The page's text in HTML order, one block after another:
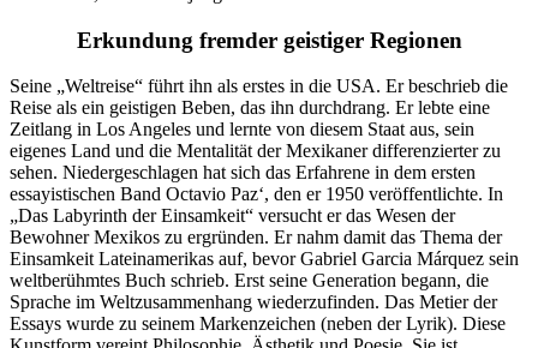
Erkundung fremder geistiger Regionen
Seine „Weltreise“ führt ihn als erstes in die USA. Er beschrieb die
Reise als ein geistigen Beben, das ihn durchdrang. Er lebte eine
Zeitlang in Los Angeles und lernte von diesem Staat aus, sein
eigenes Land und die Mentalität der Mexikaner differenzierter zu
sehen. Niedergeschlagen hat sich das Erfahrene in dem ersten
essayistischen Band Octavio Paz‘, den er 1950 veröffentlichte. In
„Das Labyrinth der Einsamkeit“ versucht er das Wesen der
Bewohner Mexikos zu ergründen. Er nahm damit das Thema der
Einsamkeit Lateinamerikas auf, bevor Gabriel Garcia Márquez sein
weltberühmtes Buch schrieb. Erst seine Generation begann, die
Sprache im Weltzusammenhang wiederzufinden. Das Metier der
Essays wurde zu seinem Markenzeichen (neben der Lyrik). Diese